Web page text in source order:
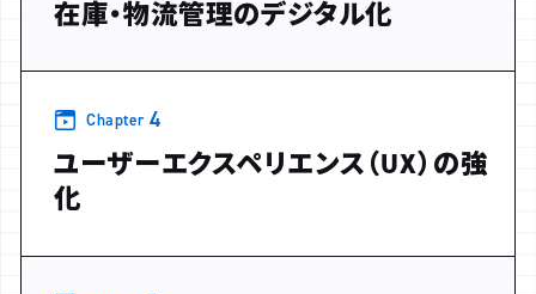
在庫・物流管理のデジタル化
Chapter 4
ユーザーエクスペリエンス（UX）の強
化